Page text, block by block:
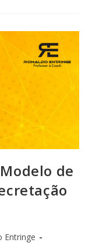
Modelo de
Entringe